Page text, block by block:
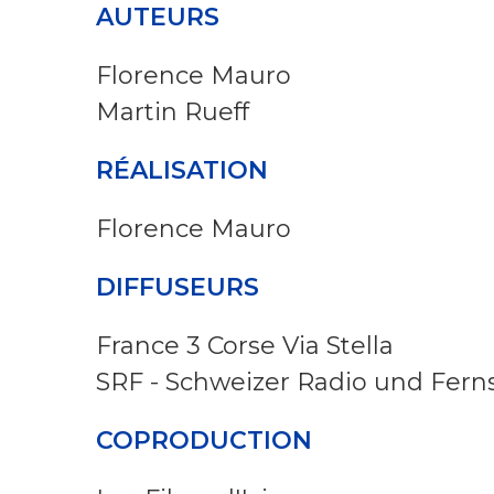
AUTEURS
Florence Mauro
Martin Rueff
RÉALISATION
Florence Mauro
DIFFUSEURS
France 3 Corse Via Stella
SRF - Schweizer Radio und
COPRODUCTION